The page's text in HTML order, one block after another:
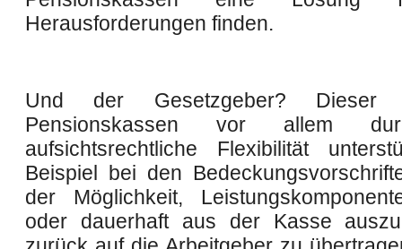
Herausforderungen finden.
Und der Gesetzgeber?
Pensionskassen vor allem
aufsichtsrechtliche Flexibilität
Beispiel bei den
der Möglichkeit,
oder dauerhaft aus der Kasse